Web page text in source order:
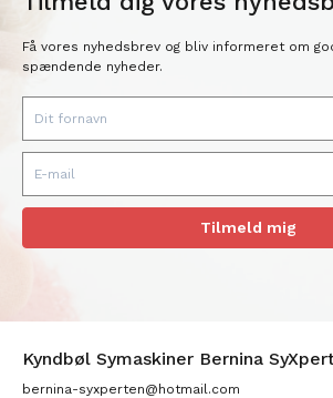
Få vores nyhedsbrev og bliv informeret om
spændende nyheder.
Tilmeld mig
Kyndbøl Symaskiner Bernina
bernina-syxperten@hotmail.com